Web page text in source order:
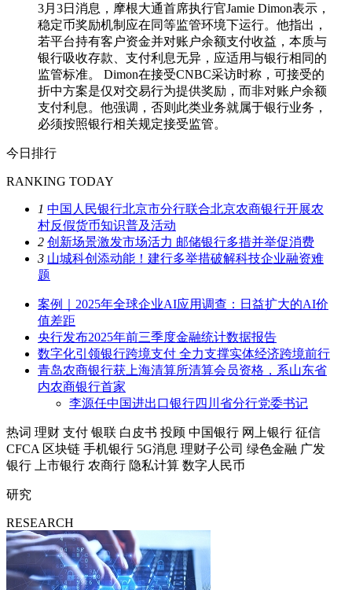
3月3日消息，摩根大通首席执行官Jamie Dimon表示，
稳定币奖励机制应在同等监管环境下运行。他指出，
若平台持有客户资金并对账户余额支付收益，本质与
银行吸收存款、支付利息无异，应适用与银行相同的
监管标准。 Dimon在接受CNBC采访时称，可接受的
折中方案是仅对交易行为提供奖励，而非对账户余额
支付利息。他强调，否则此类业务就属于银行业务，
必须按照银行相关规定接受监管。
今日排行
RANKING TODAY
1 中国人民银行北京市分行联合北京农商银行开展农
村反假货币知识普及活动
2 创新场景激发市场活力 邮储银行多措并举促消费
3 山城科创添动能！建行多举措破解科技企业融资难
题
案例｜2025年全球企业AI应用调查：日益扩大的AI价
值差距
央行发布2025年前三季度金融统计数据报告
数字化引领银行跨境支付 全力支撑实体经济跨境前行
青岛农商银行获上海清算所清算会员资格，系山东省
内农商银行首家
李源任中国进出口银行四川省分行党委书记
热词 理财 支付 银联 白皮书 投顾 中国银行 网上银行 征信
CFCA 区块链 手机银行 5G消息 理财子公司 绿色金融 广发
银行
上市银行 农商行 隐私计算 数字人民币
研究
RESEARCH